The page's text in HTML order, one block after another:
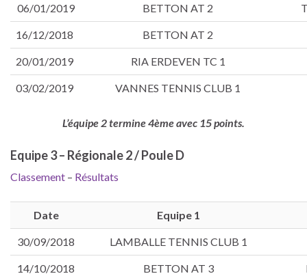
06/01/2019 BETTON AT 2
16/12/2018 BETTON AT 2
20/01/2019 RIA ERDEVEN TC 1
03/02/2019 VANNES TENNIS CLUB 1
L’équipe 2 termine 4ème avec 15 points.
Equipe 3 – Régionale 2 / Poule D
Classement – Résultats
Date Equipe 1
30/09/2018 LAMBALLE TENNIS CLUB 1
14/10/2018 BETTON AT 3